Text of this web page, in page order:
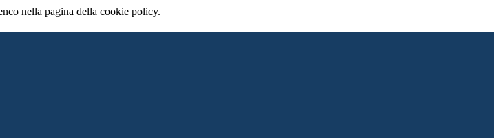
nella pagina della cookie policy.